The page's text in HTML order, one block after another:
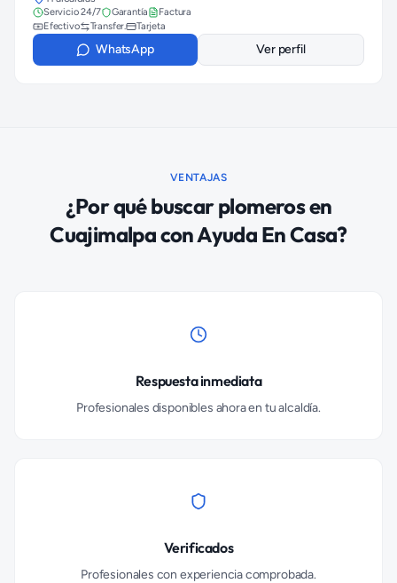
Servicio 24/7 Garantía
Factura
Efectivo
Transfer. Tarjeta
WhatsApp Ver perfil
VENTAJAS
¿Por qué buscarplomerosen
Cuajimalpacon Ayuda En Casa?
Respuesta inmediata
Profesionales disponibles ahora en tu alcaldía.
Verificados
Profesionales con experiencia comprobada.